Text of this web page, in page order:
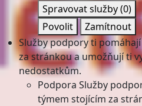
Spravovat služby(0)
Povolit
Zamítnout
Služby podpory ti
za stránkou a umožňují ti
nedostatkům.
Podpora Služby
týmem stojícím za